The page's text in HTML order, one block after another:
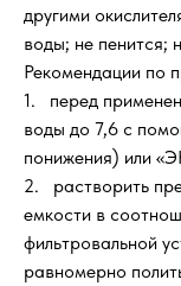
другими
воды; не пенится;
Рекомендации по
1. перед
воды до 7,6 с
понижения) или
2. растворить
емкости в
фильтровальной
равномерно